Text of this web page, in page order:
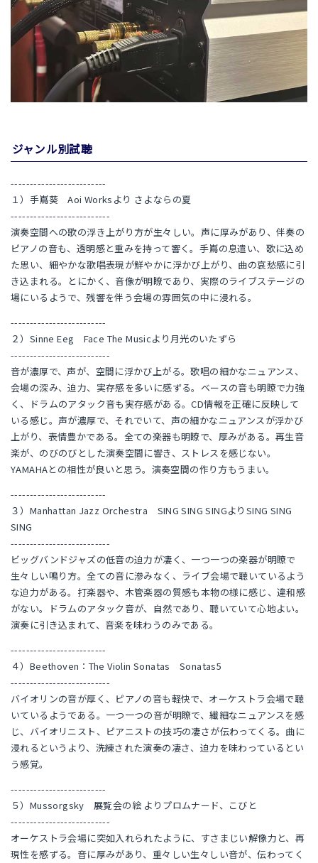
ジャンル別試聴
-------------------------
１）手嶌葵 Aoi Worksより さよならの夏
--------------------------
演奏空間への歌の浮き上がり方が生々しい。声に厚みがあり、伴奏の
ピアノの音も、透明感と重みを持って響く。手嶌の息遣い、歌に込め
た思い、細やかな歌唱表現が鮮やかに浮かび上がり、曲の哀愁感に引
き込まれる。とにかく、音像が明瞭であり、実際のライブステージの
場にいるようで、残響を伴う会場の雰囲気の中に浸れる。
-------------------------
２）Sinne Eeg Face The Musicより月光のいたずら
--------------------------
音が濃厚で、声が、空間に浮かび上がる。歌唱の細かなニュアンス、
会場の深み、迫力、実存感を多いに感ずる。ベースの音も明瞭で力強
く、ドラムのアタック音も実存感がある。CD情報を正確に反映して
いる感じ。声が濃厚で、それでいて、声の細かなニュアンスが浮かび
上がり、表情豊かである。全ての楽器も明瞭で、厚みがある。再生音
楽が、のびのびとした演奏空間に響き、ストレスを感じない。
YAMAHAとの相性が良いと思う。演奏空間の作り方もうまい。
-------------------------
３）Manhattan Jazz Orchestra SING SING SINGよりSING SING
SING
--------------------------
ビッグバンドジャズの低音の迫力が凄く、一つ一つの楽器が明瞭で
生々しい鳴り方。全ての音に滲みなく、ライブ会場で聴いているよう
な迫力がある。打楽器や、木管楽器の質感も本物の様に感じ、違和感
がない。ドラムのアタック音が、自然であり、聴いていて心地よい。
演奏に引き込まれて、音楽を味わうのみである。
-------------------------
４）Beethoven：The Violin Sonatas Sonatas5
--------------------------
バイオリンの音が厚く、ピアノの音も軽快で、オーケストラ会場で聴
いているようである。一つ一つの音が明瞭で、繊細なニュアンスを感
じ、バイオリニスト、ピアニストの技巧の凄さが伝わってくる。曲に
浸れるというより、洗練された演奏の凄さ、迫力を味わっているとい
う感覚。
-------------------------
５）Mussorgsky 展覧会の絵 よりプロムナード、こびと
--------------------------
オーケストラ会場に突如入れられたように、すさまじい解像力と、再
現性を感ずる。音に厚みがあり、重々しい生々しい音が、伝わってく